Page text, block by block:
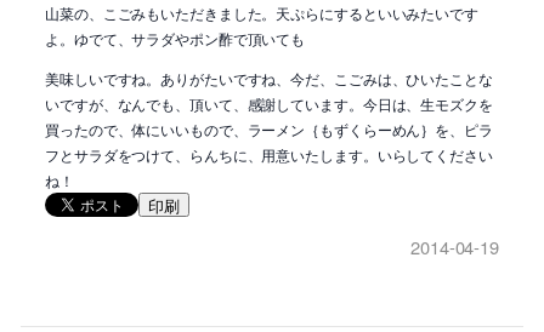
山菜の、こごみもいただきました。天ぷらにするといいみたいです
よ。ゆでて、サラダやポン酢で頂いても
美味しいですね。ありがたいですね、今だ、こごみは、ひいたことな
いですが、なんでも、頂いて、感謝しています。今日は、生モズクを
買ったので、体にいいもので、ラーメン｛もずくらーめん｝を、ピラ
フとサラダをつけて、らんちに、用意いたします。いらしてください
ね！
印刷
2014-04-19